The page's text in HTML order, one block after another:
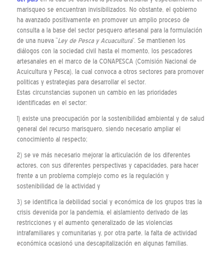
marisqueo se encuentran invisibilizados. No obstante, el gobierno
ha avanzado positivamente en promover un amplio proceso de
consulta a la base del sector pesquero artesanal para la formulación
de una nueva “Ley de Pesca y Acuacultura”. Se mantienen los
diálogos con la sociedad civil hasta el momento, los pescadores
artesanales en el marco de la CONAPESCA (Comisión Nacional de
Acuicultura y Pesca), la cual convoca a otros sectores para promover
politicas y estrategias para desarrollar el sector.
Estas circunstancias suponen un cambio en las prioridades
identificadas en el sector:
1) existe una preocupación por la sostenibilidad ambiental y de salud
general del recurso marisquero, siendo necesario ampliar el
conocimiento al respecto;
2) se ve más necesario mejorar la articulación de los diferentes
actores, con sus diferentes perspectivas y capacidades, para hacer
frente a un problema complejo como es la regulación y
sostenibilidad de la actividad y
3) se identifica la debilidad social y económica de los grupos tras la
crisis devenida por la pandemia, el aislamiento derivado de las
restricciones y el aumento generalizado de las violencias
intrafamiliares y comunitarias y, por otra parte, la falta de actividad
económica ocasionó una descapitalización en algunas familias.